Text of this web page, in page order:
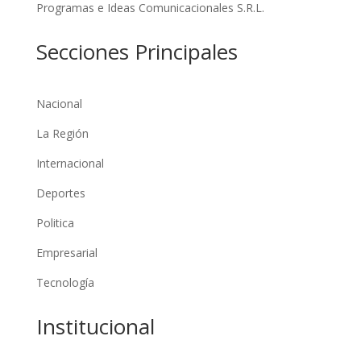
Programas e Ideas Comunicacionales S.R.L.
Secciones Principales
Nacional
La Región
Internacional
Deportes
Politica
Empresarial
Tecnología
Institucional